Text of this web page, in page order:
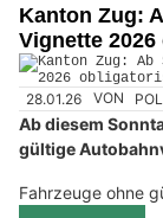
Kanton Zug:
Vignette
28.01.26 VON
Ab diesem
gültige
Fahrzeuge ohne